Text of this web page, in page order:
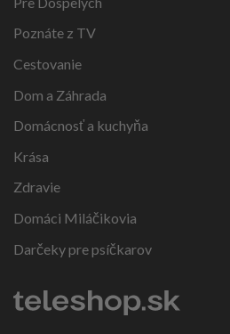
Poznáte z TV
Cestovanie
Dom a Záhrada
Domácnosť a kuchyňa
Krása
Zdravie
Domáci Miláčikovia
Darčeky pre psíčkarov